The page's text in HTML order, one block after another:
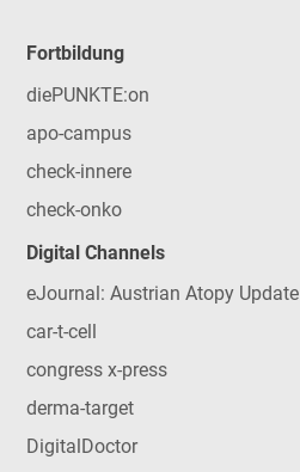
Fortbildung
diePUNKTE:on
apo-campus
check-innere
check-onko
Digital Channels
eJournal: Austrian Atopy Update
car-t-cell
congress x-press
derma-target
DigitalDoctor